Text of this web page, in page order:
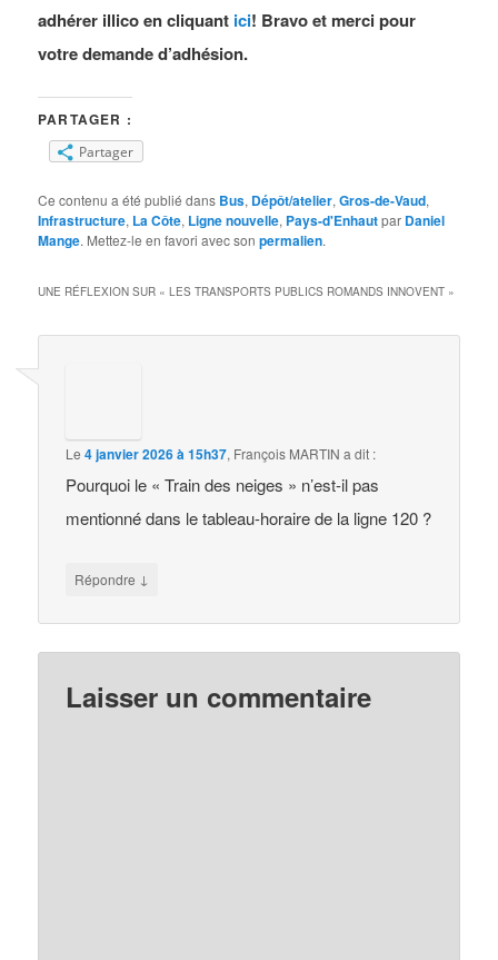
adhérer illico en cliquant ici! Bravo et merci pour
votre demande d’adhésion.
PARTAGER :
Partager
Ce contenu a été publié dans Bus, Dépôt/atelier,Gros-de-Vaud,
Infrastructure, La Côte, Ligne nouvelle, Pays-d'Enhautpar Daniel
Mange. Mettez-le en favori avec sonpermalien.
UNE RÉFLEXION SUR «LES TRANSPORTS PUBLICS ROMANDS INNOVENT »
Le4 janvier 2026 à 15h37, François MARTIN a dit :
Pourquoi le « Train des neiges » n’est-il pas
mentionné dans le tableau-horaire de la ligne 120 ?
Répondre ↓
Laisser un commentaire